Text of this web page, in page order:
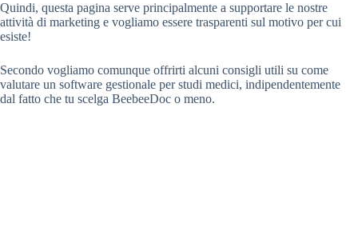
Quindi, questa pagina serve principalmente a supportare le nostre
attività di marketing e vogliamo essere trasparenti sul motivo per cui
esiste!
Secondo vogliamo comunque offrirti alcuni consigli utili su come
valutare un software gestionale per studi medici, indipendentemente
dal fatto che tu scelga BeebeeDoc o meno.